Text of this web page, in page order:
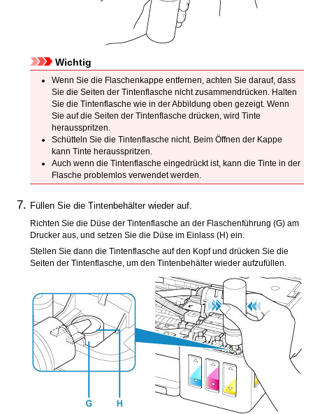
Wichtig
Wenn Sie die Flaschenkappe entfernen, achten Sie darauf, dass
Sie die Seiten der Tintenflasche nicht zusammendrücken.
Halten
Sie die Tintenflasche wie in der Abbildung oben gezeigt. Wenn
Sie auf die Seiten der Tintenflasche drücken, wird Tinte
herausspritzen.
Schütteln Sie die Tintenflasche nicht. Beim Öffnen der Kappe
kann Tinte herausspritzen.
Auch wenn die Tintenflasche eingedrückt ist, kann die Tinte in der
Flasche problemlos verwendet werden.
Füllen Sie dieTintenbehälterwieder auf.
Richten Sie die Düse der Tintenflasche an der Flaschenführung (G) am
Drucker aus, und setzen Sie die Düse im Einlass (H) ein.
Stellen Sie dann die Tintenflasche auf den Kopf und drücken Sie die
Seiten der Tintenflasche, um denTintenbehälter wieder aufzufüllen.